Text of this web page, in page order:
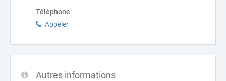
Téléphone
Appeler
Autres informations